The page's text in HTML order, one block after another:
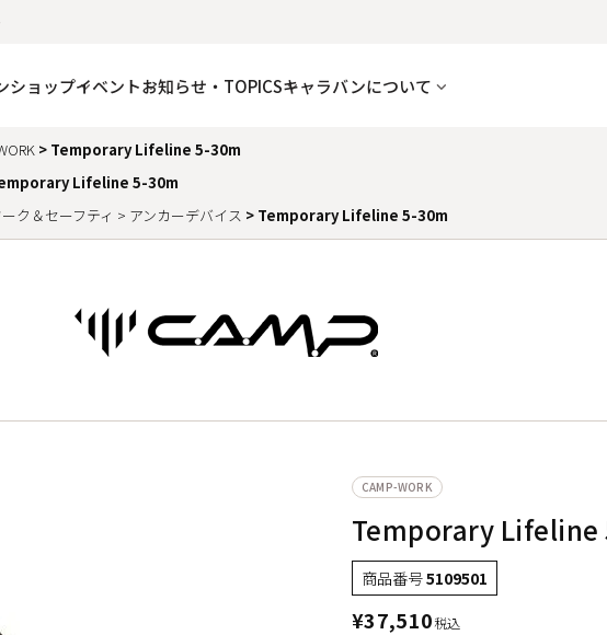
ショップイベントお知らせ・TOPICSキャラバンについて
Temporary Lifeline 5-30m
Lifeline 5-30m
ーク＆セーフティ アンカーデバイス Temporary Lifeline 5-30m
CAMP-WORK
Temporary Lifeline
商品番号5109501
¥37,510税込